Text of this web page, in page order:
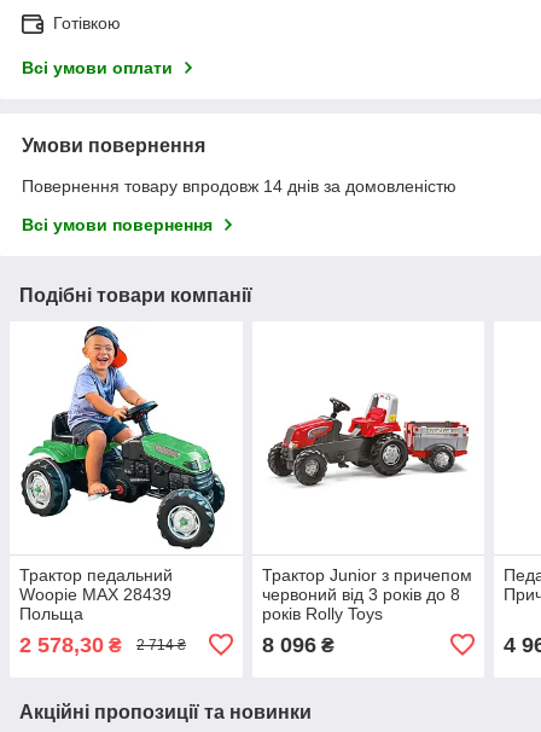
Готівкою
Всі умови оплати
Умови повернення
Повернення товару впродовж 14 днів за домовленістю
Всі умови повернення
Подібні товари компанії
Трактор педальний
Woopie MAX 28439
Польща
2 578,30 ₴ 2 714 ₴
Трактор Junior з причепом
червоний від 3 років до 8
років Rolly Toys
8 096₴ 4
Акційні пропозиції та новинки